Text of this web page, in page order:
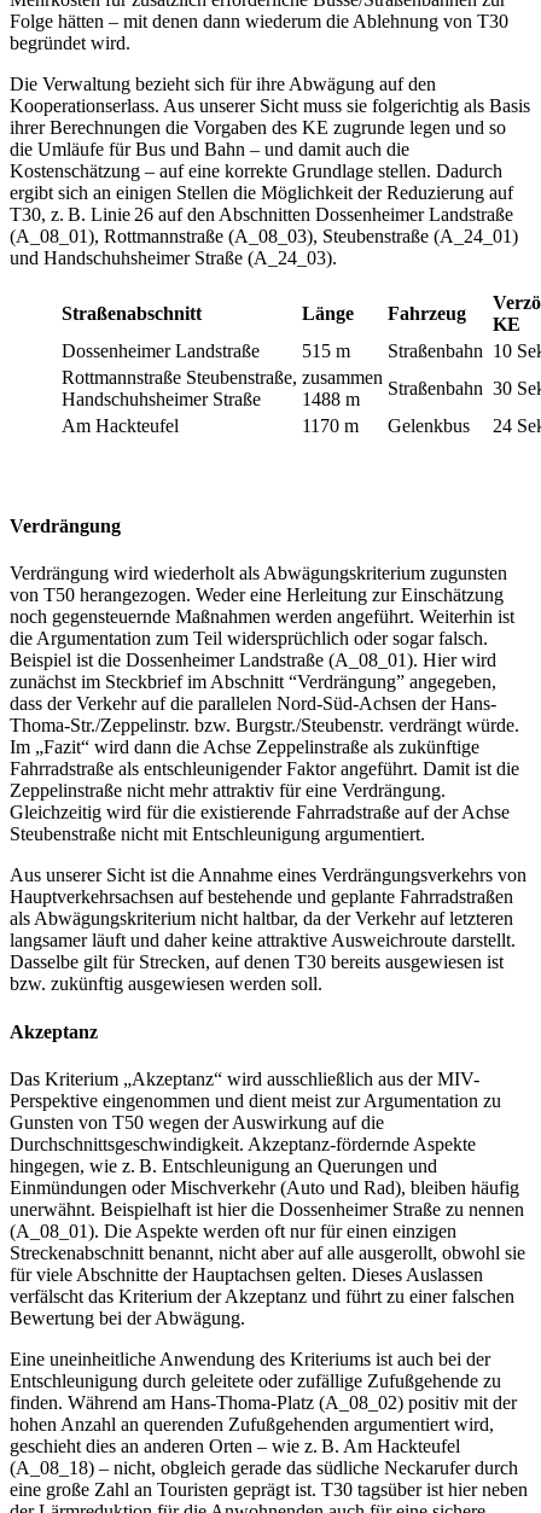
Folge hätten – mit denen dann wiederum die Ablehnung von T30
begründet wird.
Die Verwaltung bezieht sich für ihre Abwägung auf den
Kooperationserlass. Aus unserer Sicht muss sie folgerichtig als Basis
ihrer Berechnungen die Vorgaben des KE zugrunde legen und so
die Umläufe für Bus und Bahn – und damit auch die
Kostenschätzung – auf eine korrekte Grundlage stellen. Dadurch
ergibt sich an einigen Stellen die Möglichkeit der Reduzierung auf
T30, z. B. Linie 26 auf den Abschnitten Dossenheimer Landstraße
(A_08_01), Rottmannstraße (A_08_03), Steubenstraße (A_24_01)
und Handschuhsheimer Straße (A_24_03).
Straßenabschnitt Länge Fahrzeug
KE
Dossenheimer Landstraße
515 m Straßenbahn 10
Rottmannstraße Steubenstraße,
Handschuhsheimer Straße
zusammen
1488 m
Straßenbahn 30
Am Hackteufel
1170 m Gelenkbus 24
Verdrängung
Verdrängung wird wiederholt als Abwägungskriterium zugunsten
von T50 herangezogen. Weder eine Herleitung zur Einschätzung
noch gegensteuernde Maßnahmen werden angeführt. Weiterhin ist
die Argumentation zum Teil widersprüchlich oder sogar falsch.
Beispiel ist die Dossenheimer Landstraße (A_08_01). Hier wird
zunächst im Steckbrief im Abschnitt “Verdrängung” angegeben,
dass der Verkehr auf die parallelen Nord-Süd-Achsen der Hans-
Thoma-Str./Zeppelinstr. bzw. Burgstr./Steubenstr. verdrängt würde.
Im „Fazit“ wird dann die Achse Zeppelinstraße als zukünftige
Fahrradstraße als entschleunigender Faktor angeführt. Damit ist die
Zeppelinstraße nicht mehr attraktiv für eine Verdrängung.
Gleichzeitig wird für die existierende Fahrradstraße auf der Achse
Steubenstraße nicht mit Entschleunigung argumentiert.
Aus unserer Sicht ist die Annahme eines Verdrängungsverkehrs von
Hauptverkehrsachsen auf bestehende und geplante Fahrradstraßen
als Abwägungskriterium nicht haltbar, da der Verkehr auf letzteren
langsamer läuft und daher keine attraktive Ausweichroute darstellt.
Dasselbe gilt für Strecken, auf denen T30 bereits ausgewiesen ist
bzw. zukünftig ausgewiesen werden soll.
Akzeptanz
Das Kriterium „Akzeptanz“ wird ausschließlich aus der MIV-
Perspektive eingenommen und dient meist zur Argumentation zu
Gunsten von T50 wegen der Auswirkung auf die
Durchschnittsgeschwindigkeit. Akzeptanz-fördernde Aspekte
hingegen, wie z. B. Entschleunigung an Querungen und
Einmündungen oder Mischverkehr (Auto und Rad), bleiben häufig
unerwähnt. Beispielhaft ist hier die Dossenheimer Straße zu nennen
(A_08_01). Die Aspekte werden oft nur für einen einzigen
Streckenabschnitt benannt, nicht aber auf alle ausgerollt, obwohl sie
für viele Abschnitte der Hauptachsen gelten. Dieses Auslassen
verfälscht das Kriterium der Akzeptanz und führt zu einer falschen
Bewertung bei der Abwägung.
Eine uneinheitliche Anwendung des Kriteriums ist auch bei der
Entschleunigung durch geleitete oder zufällige Zufußgehende zu
finden. Während am Hans-Thoma-Platz (A_08_02) positiv mit der
hohen Anzahl an querenden Zufußgehenden argumentiert wird,
geschieht dies an anderen Orten – wie z. B. Am Hackteufel
(A_08_18) – nicht, obgleich gerade das südliche Neckarufer durch
eine große Zahl an Touristen geprägt ist. T30 tagsüber ist hier neben